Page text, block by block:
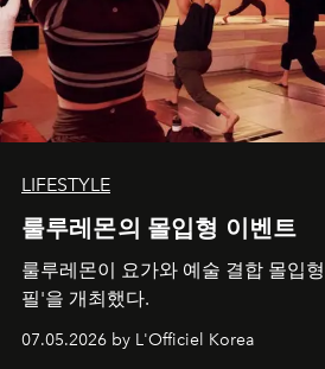
LIFESTYLE
룰루레몬의 몰입형 이벤트
룰루레몬이 요가와 예술 결합 몰입
필'을 개최했다.
07.05.2026 by L'Officiel Korea